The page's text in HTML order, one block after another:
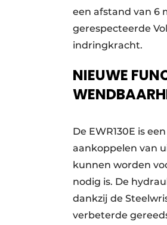
een afstand van 6
gerespecteerde
indringkracht.
NIEUWE
De EWR130E is
aankoppelen van
kunnen worden
nodig is. De
dankzij de
verbeterde